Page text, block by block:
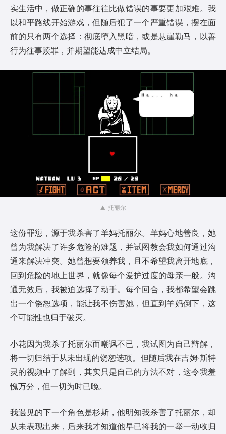
实生活中，做正确的事往往比做错误的事要更加艰难。我
以和平路线开始游戏，但随后犯了一个严重错误，摆在面
前的只有两个选择：彻底堕入黑暗，或是悬崖勒马，以善
行为往事赎罪，并期望能达成中立结局。
托丽尔
这份罪愆，源于我杀害了羊妈托丽尔。羊妈心地善良，她
曾为我解决了许多危险的难题，并试图教会我如何通过沟
通来解决冲突。她曾想要领养我，且不希望我离开地底，
回到危险的地上世界，就像每个爱护过度的母亲一般。沟
通无效后，我被迫选择了动手。每个回合，我都希望会跳
出一个饶恕选项，能让我不伤害她，但直到羊妈倒下，这
个可能性也归于破灭。
小花因为我杀了托丽尔而嘲讽不已，我试图为自己辩解，
将一切归结于从未出现的饶恕选项。但随后我在吉姆·斯特
灵的视频中了解到，其实只是自己的方法不对，这令我羞
愧万分，但一切为时已晚。
我遇见的下一个角色是杉斯，他明知我杀害了托丽尔，却
从未表现出来，后来我才知道他早已将我的一举一动收归